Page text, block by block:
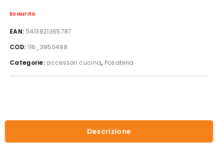
Esaurito
EAN: 5413821365787
COD: 116_3950498
Categorie: accessori cucina, Posateria
Descrizione